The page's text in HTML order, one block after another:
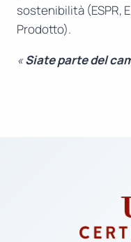
sostenibilità (ESPR,
Prodotto).
«Siate parte del